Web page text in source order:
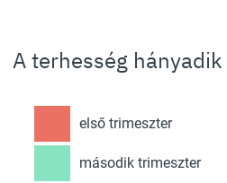
A terhesség
első trimeszter
második trimeszter